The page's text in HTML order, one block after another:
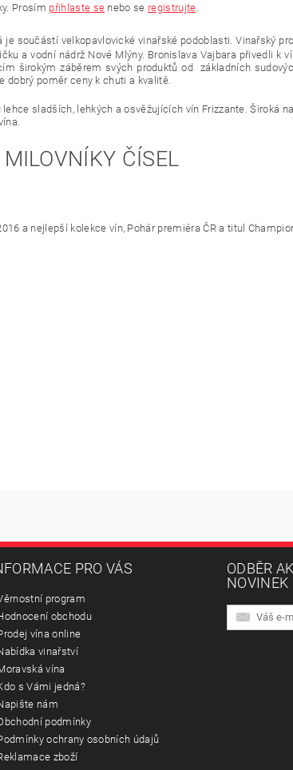
Prosím přihlaste se nebo se registrujte
součástí velkopavlovické vinařské podoblasti. Vinařský
a vodní nádrž Nové Mlýny. Bronislava Vajbara přivedli
širokým záběrem svých produktů od základních
dobrý poměr ceny k chuti a kvalitě.
sladších, lehkých a osvěžujících vín Frizzante. Široká
ČÍSEL
a nejlepší kolekce vín, Pohár premiéra ČR a titul
PRO VÁS
program
obchodu
vína online
vinařství
vína
s Vámi jedná?
nám
podmínky
ochrany osobních údajů
zboží
ODBĚR
NOVINEK